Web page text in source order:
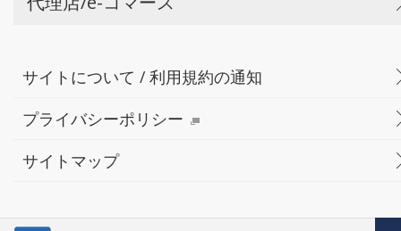
サイトについて / 利用規約の通知
プライバシーポリシー
サイトマップ